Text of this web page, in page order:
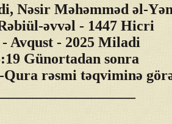
Nəsir Məhəmməd əl-
əvvəl - 1447 Hicri
- Avqust - 2025 Miladi
Günortadan sonra
Qura rəsmi təqviminə